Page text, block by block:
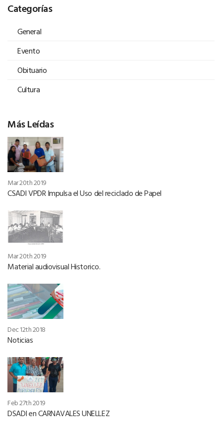
Categorías
General
Evento
Obituario
Cultura
Más Leídas
Mar 20th 2019
CSADI VPDR Impulsa el Uso del reciclado de Papel
Mar 20th 2019
Material audiovisual Historico.
Dec 12th 2018
Noticias
Feb 27th 2019
DSADI en CARNAVALES UNELLEZ